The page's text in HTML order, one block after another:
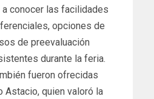
conocer las facilidades
opciones de
de preevaluación
durante la feria.
fueron ofrecidas
Astacio, quien valoró la